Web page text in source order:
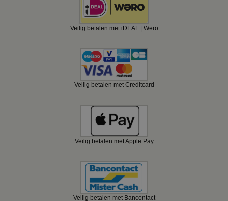
Veilig betalen met iDEAL | Wero
Veilig betalen met Creditcard
Veilig betalen met Apple Pay
Veilig betalen met Bancontact